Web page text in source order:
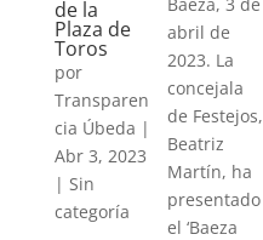
de la
Plaza de
Toros
por
Transparen
cia Úbeda |
Abr 3, 2023
| Sin
categoría
abril de
2023. La
concejala
de Festejos,
Beatriz
Martín, ha
presentado
el ‘Baeza